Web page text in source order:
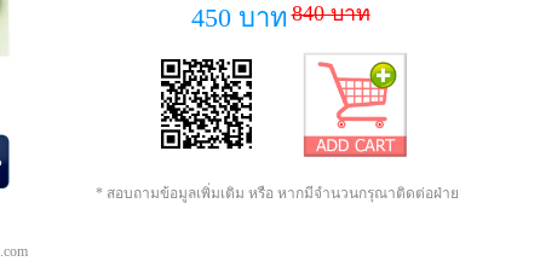
450 บาท 840 บาท
* สอบถามข้อมูลเพิ่มเติม หรือ หากมีจำนวนกรุณาติดต่อฝ่าย